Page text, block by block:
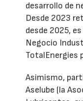
desarrollo de
Desde 2023
desde 2025,
Negocio
TotalEnergies
Asimismo,
Aselube (la